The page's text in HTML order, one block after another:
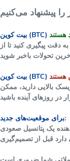
بیت کوین (BTC)
پیگیری کنید تا از
بیت کوین (BTC)
بالایی دارید، ممکن
برای موقعیت‌های جدید:
یک پتانسیل صعودی